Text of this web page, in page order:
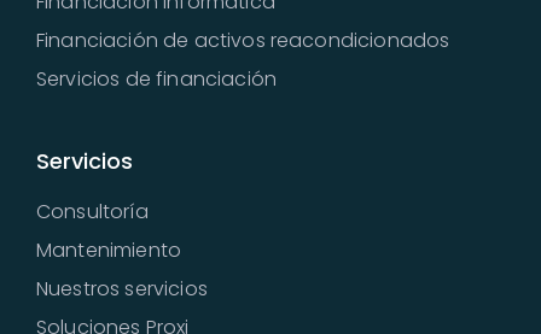
Financiación de activos reacondicionados
Servicios de financiación
Servicios
Consultoría
Mantenimiento
Nuestros servicios
Soluciones Proxi